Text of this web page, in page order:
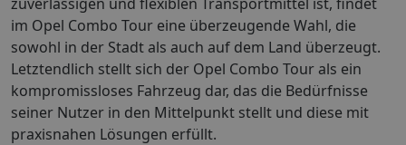
im Opel Combo Tour eine überzeugende Wahl, die
sowohl in der Stadt als auch auf dem Land überzeugt.
Letztendlich stellt sich der Opel Combo Tour als ein
kompromissloses Fahrzeug dar, das die Bedürfnisse
seiner Nutzer in den Mittelpunkt stellt und diese mit
praxisnahen Lösungen erfüllt.